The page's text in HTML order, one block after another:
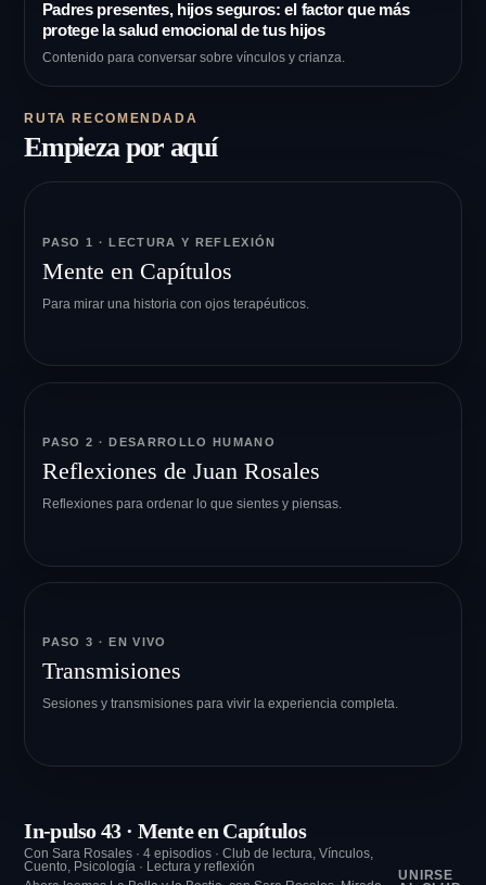
Padres presentes, hijos seguros: el factor que más
protege la salud emocional de tus hijos
Contenido para conversar sobre vínculos y crianza.
RUTA RECOMENDADA
Empieza por aquí
PASO 1 · LECTURA Y REFLEXIÓN
Mente en Capítulos
Para mirar una historia con ojos terapéuticos.
PASO 2 · DESARROLLO HUMANO
Reflexiones de Juan Rosales
Reflexiones para ordenar lo que sientes y piensas.
PASO 3 · EN VIVO
Transmisiones
Sesiones y transmisiones para vivir la experiencia completa.
In-pulso 43 · Mente en Capítulos
Con Sara Rosales · 4 episodios · Club de lectura, Vínculos,
Cuento, Psicología · Lectura y reflexión
UNIRSE